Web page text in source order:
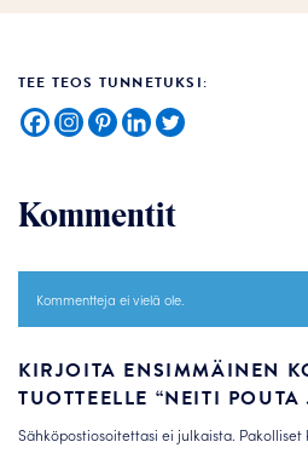
TEE TEOS TUNNETUKSI:
Kommentit
Kommentteja ei vielä ole.
KIRJOITA ENSIMMÄINEN
TUOTTEELLE “NEITI POUTA
Sähköpostiosoitettasi ei julkaista.